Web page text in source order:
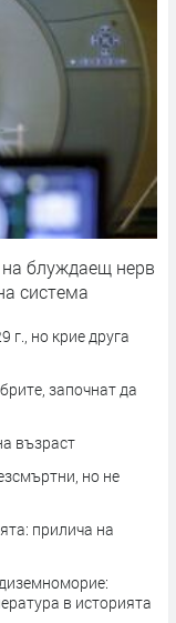
блуждаещ нерв
система
г., но крие друга
започнат да
възраст
но не
прилича на
в историята